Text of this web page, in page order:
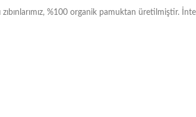
zıbınlarımız, %100 organik pamuktan